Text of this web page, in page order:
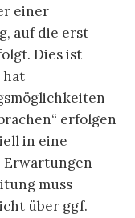
einer
auf die erst
Dies ist
hat
erfolgen
in eine
Erwartungen
muss
über ggf.